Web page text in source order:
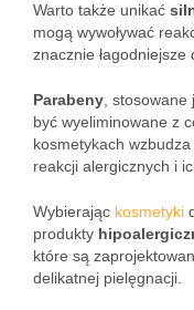
Warto także unikać
mogą wywoływać
znacznie łagodniejsze
Parabeny ,
być wyeliminowane z
kosmetykach
reakcji alergicznych i
Wybierając kosmetyki
produkty
które są
delikatnej pielęgnacji.